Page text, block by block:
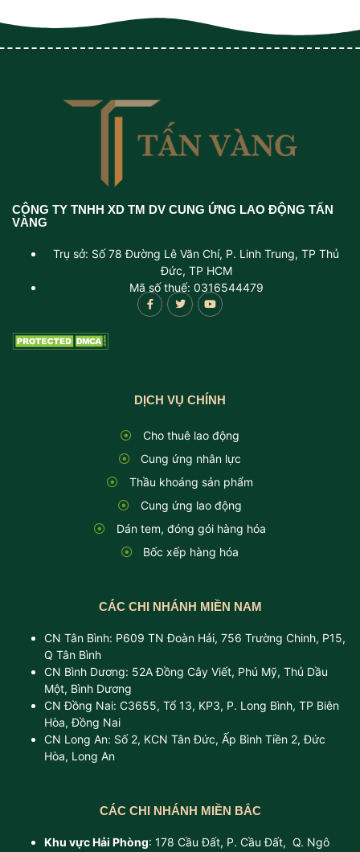
CÔNG TY TNHH XD TM DV CUNG ỨNG LAO ĐỘNG TẤN
VÀNG
Trụ sở: Số 78 Đường Lê Văn Chí, P. Linh Trung, TP Thủ
Đức, TP HCM
Mã số thuế: 0316544479
DỊCH VỤ CHÍNH
Cho thuê lao động
Cung ứng nhân lực
Thầu khoáng sản phẩm
Cung ứng lao động
Dán tem, đóng gói hàng hóa
Bốc xếp hàng hóa
CÁC CHI NHÁNH MIỀN NAM
CN Tân Bình: P609 TN Đoàn Hải, 756 Trường Chinh, P15,
Q Tân Bình
CN Bình Dương: 52A Đồng Cây Viết, Phú Mỹ, Thủ Dầu
Một, Bình Dương
CN Đồng Nai: C3655, Tổ 13, KP3, P. Long Bình, TP Biên
Hòa, Đồng Nai
CN Long An: Số 2, KCN Tân Đức, Ấp Bình Tiền 2, Đức
Hòa, Long An
CÁC CHI NHÁNH MIỀN BẮC
Khu vực Hải Phòng: 178 Cầu Đất, P. Cầu Đất, Q. Ngô